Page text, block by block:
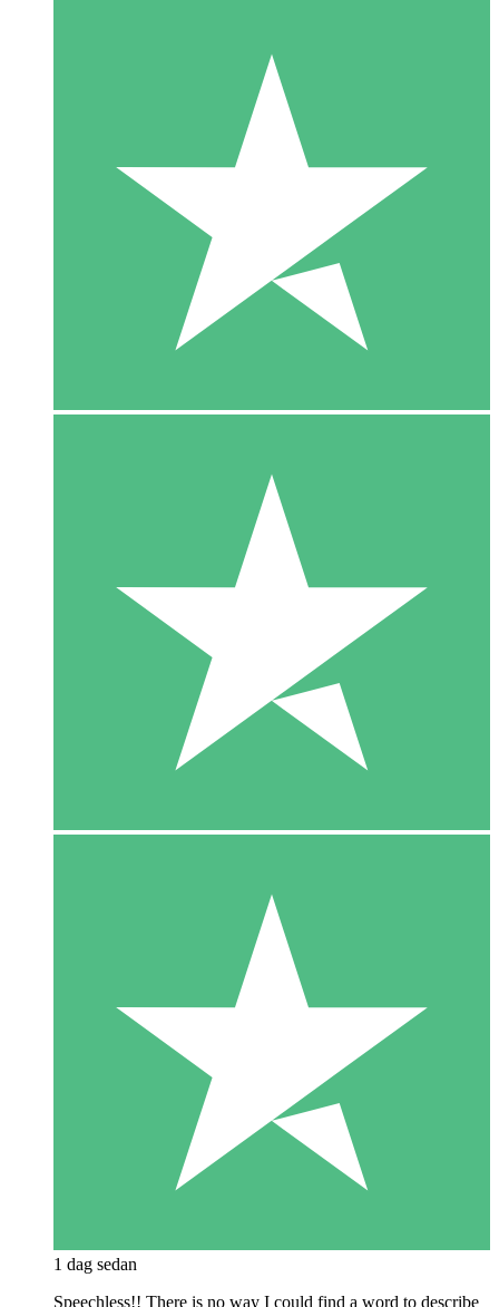
1 dag sedan
Speechless!! There is no way I could find a word to describe